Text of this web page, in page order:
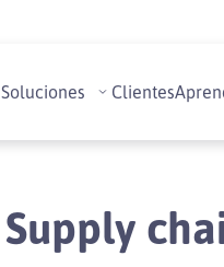
Soluciones Clientes
Supply